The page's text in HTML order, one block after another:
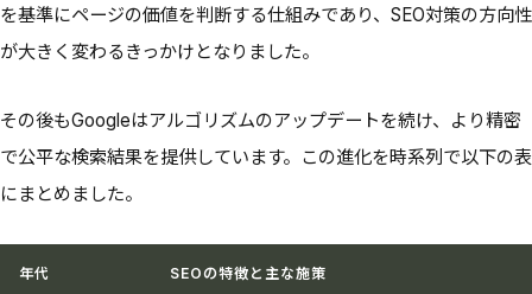
を基準にページの価値を判断する仕組みであり、SEO対策の方向性
が大きく変わるきっかけとなりました。
その後もGoogleはアルゴリズムのアップデートを続け、より精密
で公平な検索結果を提供しています。この進化を時系列で以下の表
にまとめました。
年代 SEOの特徴と主な施策